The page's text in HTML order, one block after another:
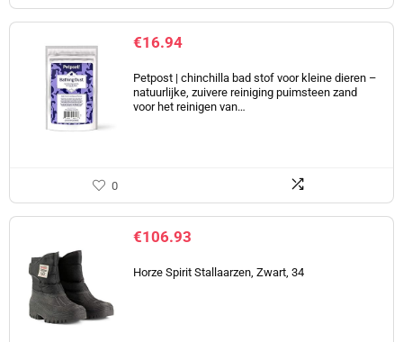
€16.94
Petpost | chinchilla bad stof voor kleine dieren –
natuurlijke, zuivere reiniging puimsteen zand
voor het reinigen van…
0
€106.93
Horze Spirit Stallaarzen, Zwart, 34